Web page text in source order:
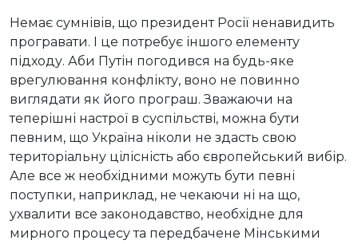
Немає сумнівів, що президент Росії ненавидить
програвати. І це потребує іншого елементу
підходу. Аби Путін погодився на будь-яке
врегулювання конфлікту, воно не повинно
виглядати як його програш. Зважаючи на
теперішні настрої в суспільстві, можна бути
певним, що Україна ніколи не здасть свою
територіальну цілісність або європейський вибір.
Але все ж необхідними можуть бути певні
поступки, наприклад, не чекаючи ні на що,
ухвалити все законодавство, необхідне для
мирного процесу та передбачене Мінськими